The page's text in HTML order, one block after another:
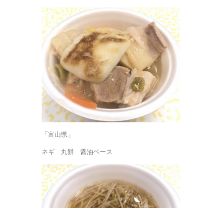
「富山県」
ネギ 丸餅 醤油ベース